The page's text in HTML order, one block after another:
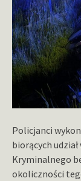
Policjanci
biorących
Kryminalnego
okoliczności